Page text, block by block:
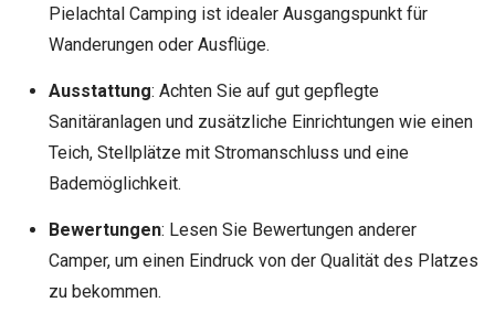
Pielachtal Camping ist idealer Ausgangspunkt für
Wanderungen oder Ausflüge.
Ausstattung: Achten Sie auf gut gepflegte
Sanitäranlagen und zusätzliche Einrichtungen wie einen
Teich, Stellplätze mit Stromanschluss und eine
Bademöglichkeit.
Bewertungen: Lesen Sie Bewertungen anderer
Camper, um einen Eindruck von der Qualität des Platzes
zu bekommen.